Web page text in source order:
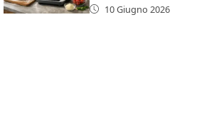
10 Giugno 2026